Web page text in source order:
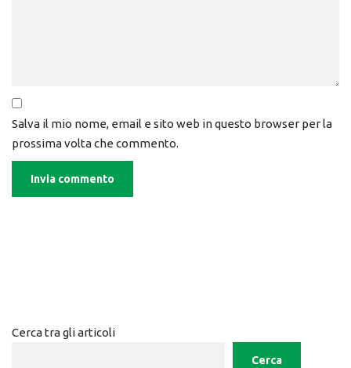
Salva il mio nome, email e sito web in questo browser per la
prossima volta che commento.
Cerca tra gli articoli
Cerca